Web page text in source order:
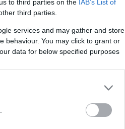
to third parties on the IAB’s List of
third parties.
services and may gather and store
behaviour. You may click to grant or
data for below specified purposes
sur les
ses
1 le
3